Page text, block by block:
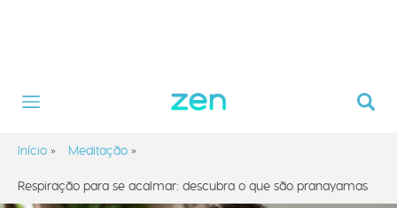
Início » Meditação »
Respiração para se acalmar: descubra o que são pranayamas